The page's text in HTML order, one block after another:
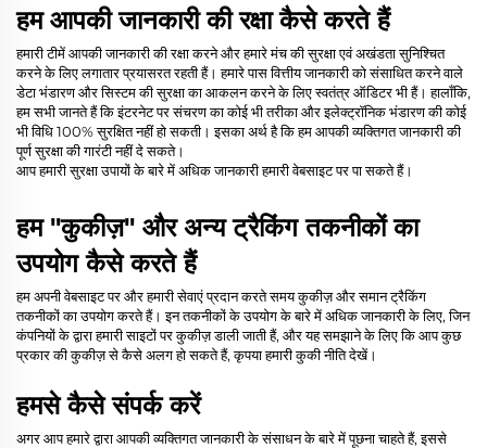
हम आपकी जानकारी की रक्षा कैसे करते हैं
हमारी टीमें आपकी जानकारी की रक्षा करने और हमारे मंच की सुरक्षा एवं अखंडता सुनिश्चित
करने के लिए लगातार प्रयासरत रहती हैं। हमारे पास वित्तीय जानकारी को संसाधित करने वाले
डेटा भंडारण और सिस्टम की सुरक्षा का आकलन करने के लिए स्वतंत्र ऑडिटर भी हैं। हालाँकि,
हम सभी जानते हैं कि इंटरनेट पर संचरण का कोई भी तरीका और इलेक्ट्रॉनिक भंडारण की कोई
भी विधि 100% सुरक्षित नहीं हो सकती। इसका अर्थ है कि हम आपकी व्यक्तिगत जानकारी की
पूर्ण सुरक्षा की गारंटी नहीं दे सकते।
आप हमारी सुरक्षा उपायों के बारे में अधिक जानकारी हमारी वेबसाइट पर पा सकते हैं।
हम "कुकीज़" और अन्य ट्रैकिंग तकनीकों का
उपयोग कैसे करते हैं
हम अपनी वेबसाइट पर और हमारी सेवाएं प्रदान करते समय कुकीज़ और समान ट्रैकिंग
तकनीकों का उपयोग करते हैं। इन तकनीकों के उपयोग के बारे में अधिक जानकारी के लिए, जिन
कंपनियों के द्वारा हमारी साइटों पर कुकीज़ डाली जाती हैं, और यह समझाने के लिए कि आप कुछ
प्रकार की कुकीज़ से कैसे अलग हो सकते हैं, कृपया हमारी कुकी नीति देखें।
हमसे कैसे संपर्क करें
अगर आप हमारे द्वारा आपकी व्यक्तिगत जानकारी के संसाधन के बारे में पूछना चाहते हैं, इससे